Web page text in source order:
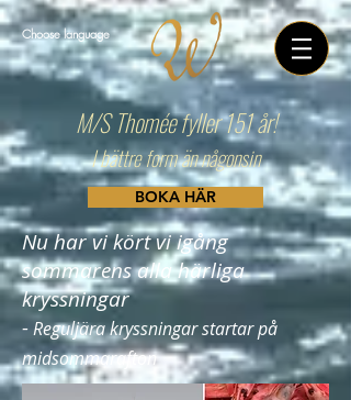
Choose language
M/S Thomée fyller 151 år!
I bättre form än någonsin
BOKA HÄR
Nu har vi kört vi igång
sommarens alla härliga
kryssningar
-Reguljära kryssningar startar på
midsommarafton